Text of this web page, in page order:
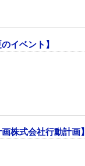
イベント】
株式会社行動計画】